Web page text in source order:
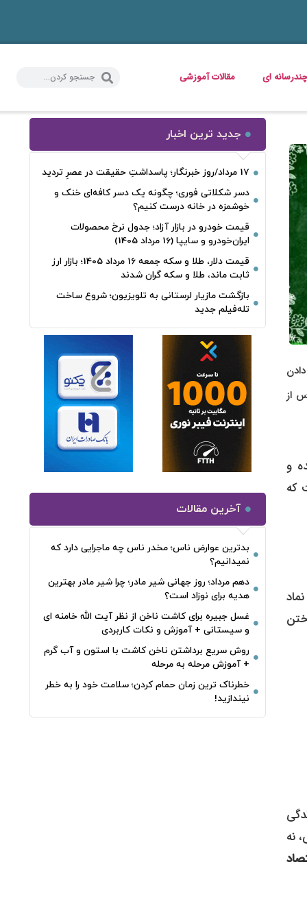
چندرسانه ای مقالات آموزشی
از
و
که
نه
جدید ترین اخبار
17 مرداد/روز خبرنگار؛ پاسداشتِ حقیقت در عصرِ تردید
دسر شکلاتی فوری؛ چگونه یک دسر کافه‌ای خنک و
خوشمزه در خانه درست کنیم؟
قیمت خودرو در بازار آزاد؛ جدول نرخ محصولات
ایران‌خودرو و سایپا (16 مرداد 1405)
قیمت دلار، طلا و سکه جمعه 16 مرداد 1405؛ بازار ارز
ثابت ماند، طلا و سکه گران شدند
بازگشت مازیار لرستانی به تلویزیون؛ شروع ساخت
تله‌فیلم جدید
آخرین مقالات
بدترین عوارض ناس؛ مخدر ناس چه ماجرایی دارد که
نمیدانیم؟
دهم مرداد؛ روز جهانی شیر مادر؛ چرا شیر مادر بهترین
هدیه برای نوزاد است؟
غسل جبیره برای کاشت ناخن از نظر آیت الله خامنه ای
و سیستانی + آموزش و نکات کاربردی
روش سریع برداشتن ناخن کاشت با استون و آب گرم
+ آموزش مرحله به مرحله
خطرناک‌ ترین زمان‌ حمام کردن؛ سلامت خود را به خطر
نیندازید!